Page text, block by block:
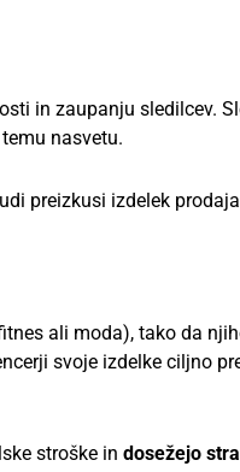
in zaupanju sledilcev.
nasvetu.
preizkusi izdelek
ali moda), tako da
svoje izdelke ciljno
stroške in dosežejo